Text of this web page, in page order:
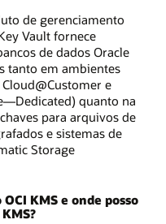
de gerenciamento
Vault fornece
de dados Oracle
tanto em ambientes
e
quanto na
para arquivos de
e sistemas de
Storage
KMS e onde posso